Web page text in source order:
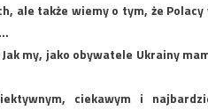
ale także wiemy o tym, że Polacy
my, jako obywatele Ukrainy
ciekawym i